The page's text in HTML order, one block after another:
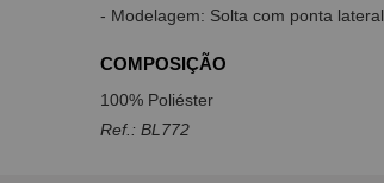
- Modelagem: Solta com ponta lateral
COMPOSIÇÃO
100% Poliéster
Ref.: BL772